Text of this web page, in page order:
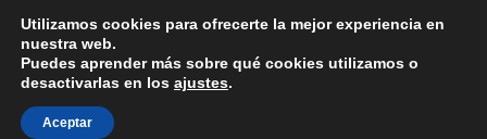
Copyright © 2025 www.lafabricadearte.net
Utilizamos cookies para ofrecerte la mejor experiencia en
nuestra web.
Puedes aprender más sobre qué cookies utilizamos o
desactivarlas en los ajustes.
Aceptar